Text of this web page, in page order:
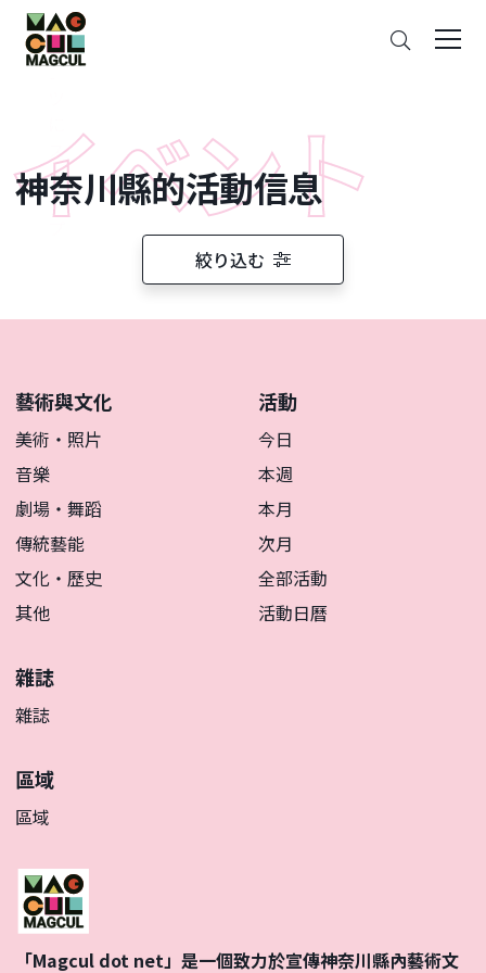
ン
テ
ン
ス
キ
ッ
神奈川縣的活動信息
絞り込む
藝術與文化
美術・照片
音樂
劇場・舞蹈
傳統藝能
文化・歷史
其他
活動
今日
本週
本月
次月
全部活動
活動日曆
雜誌
雜誌
區域
區域
「Magcul dot net」是一個致力於宣傳神奈川縣內藝術文